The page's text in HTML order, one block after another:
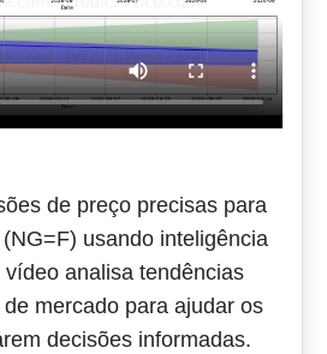
de preço precisas para
usando inteligência
analisa tendências
mercado para ajudar os
decisões informadas.